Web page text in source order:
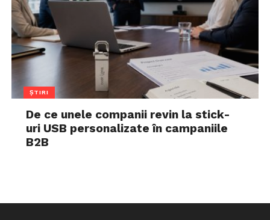
ȘTIRI
De ce unele companii revin la stick-
uri USB personalizate în campaniile
B2B